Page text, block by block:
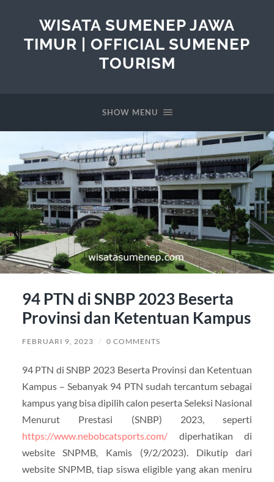
WISATA SUMENEP JAWA
TIMUR | OFFICIAL SUMENEP
TOURISM
SHOW MENU
94 PTN di SNBP 2023 Beserta
Provinsi dan Ketentuan Kampus
FEBRUARI 9, 2023 / 0 COMMENTS
94 PTN di SNBP 2023 Beserta Provinsi dan Ketentuan
Kampus – Sebanyak 94 PTN sudah tercantum sebagai
kampus yang bisa dipilih calon peserta Seleksi Nasional
Menurut Prestasi (SNBP) 2023, seperti
https://www.nebobcatsports.com/diperhatikan di
website SNPMB, Kamis (9/2/2023). Dikutip dari
website SNPMB, tiap siswa eligible yang akan meniru